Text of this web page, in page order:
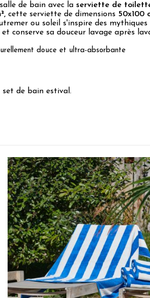
de bain avec la serviette de
cette serviette de dimensions 50x100
ou soleil s'inspire des
conserve sa douceur lavage après
douce et ultra-absorbante
de bain estival.
Utile(0)Signaler
5/5
Avis vérifié
Très sympa
Avis du26/04/2026 , suite à une
Utile(0)Signaler
5/5